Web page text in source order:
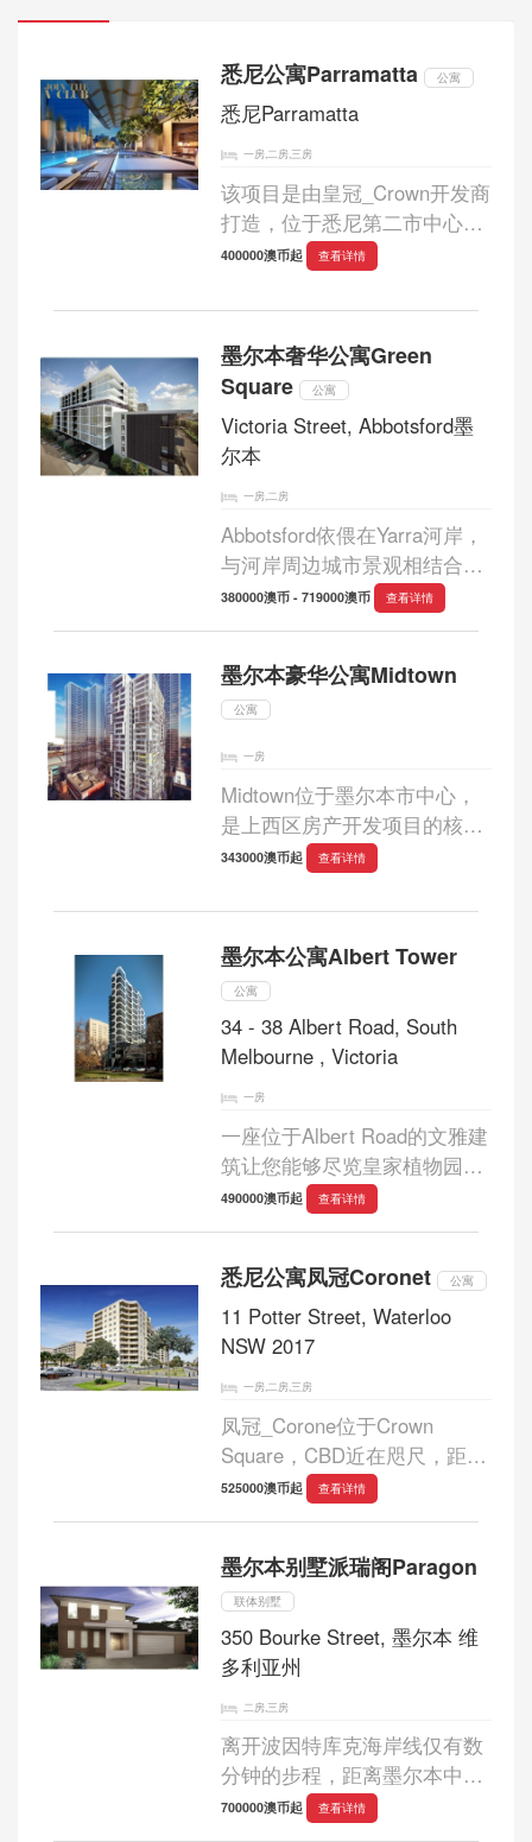
悉尼公寓Parramatta 公寓
悉尼Parramatta
一房,二房,三房
该项目是由皇冠_Crown开发商
打造，位于悉尼第二市中心帕
拉马塔_Parramatta黄金地带，
共26层422套精心设计豪华公
寓，由获奖建筑师Allen Jack +
Cottier 及设计新星...
400000澳币起 查看详情
墨尔本奢华公寓Green
Square
公寓
Victoria Street, Abbotsford墨
尔本
一房,二房
Abbotsford依偎在Yarra河岸，
与河岸周边城市景观相结合，
形成令人兴奋的都市区，同时
一系列生活和娱乐设施，吸引
着大量眼光敏...
380000澳币 - 719000澳币 查看详情
墨尔本豪华公寓Midtown
公寓
一房
Midtown位于墨尔本市中心，
是上西区房产开发项目的核心
工程。上西区房产开发项目是
项目，该项目一共四期工程，
而麦迪逊则是该项目 的第二期
工程。麦...
343000澳币起 查看详情
墨尔本公寓Albert Tower
公寓
34 - 38 Albert Road, South
Melbourne , Victoria
一房
一座位于Albert Road的文雅建
筑让您能够尽览皇家植物园，
Albert Park Lake, 墨尔本
CBD，Docklands 以及海湾美
数公寓均配有停车位，所有公
寓均有储物间，1 至6 层为...
490000澳币起 查看详情
悉尼公寓凤冠Coronet 公寓
11 Potter Street, Waterloo
NSW 2017
一房,二房,三房
凤冠_Corone位于Crown
Square，CBD近在咫尺，距离
悉尼CBD仅4公里，Coronet 建
在皇冠广场内部，由5栋楼房
的，共有12层，公寓93套。所
有公寓都已建成，随时可以入
住...
525000澳币起 查看详情
墨尔本别墅派瑞阁Paragon
联体别墅
350 Bourke Street, 墨尔本 维
多利亚州
二房,三房
离开波因特库克海岸线仅有数
分钟的步程，距离墨尔本中央
商务区仅有20公里之遥，驾车
或者乘坐公交都极其便利。小
700000澳币起 查看详情